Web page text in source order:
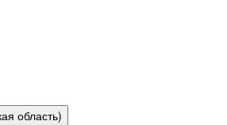
область)